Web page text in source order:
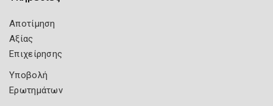
Αποτίμηση
Αξίας
Επιχείρησης
Υποβολή
Ερωτημάτων